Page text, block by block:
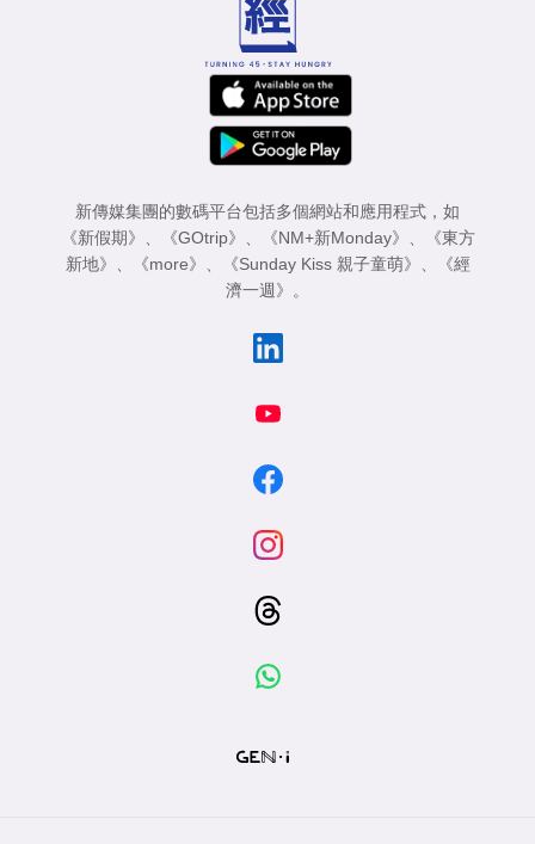
新傳媒集團的數碼平台包括多個網站和應用程式，如
《新假期》
《GOtrip》 《NM+新Monday》
《東方
新地》
《more》 《Sunday Kiss 親子童萌》
《經
濟一週》
。